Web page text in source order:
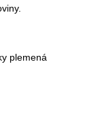
plemená